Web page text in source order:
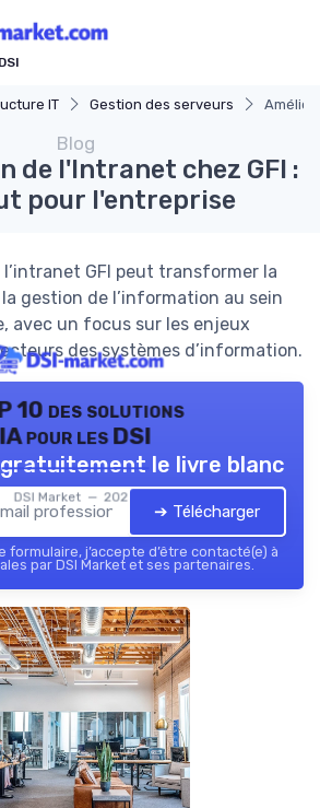
IT Gestion des serveurs
Blog
de l'Intranet chez GFI :
pour l'entreprise
GFI peut transformer la
gestion de l’information au sein
avec un focus sur les enjeux
des systèmes d’information.
10 des solutions
IA pour les DSI
DSI Market — 2026
le livre blanc
➔ Télécharger
formulaire, j’accepte d’être contacté(e) à
par DSI Market et ses partenaires.
cookies